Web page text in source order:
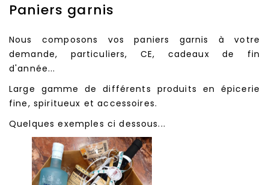
Paniers garnis
Nous composons vos paniers garnis à votre
demande, particuliers, CE, cadeaux de fin
d'année...
Large gamme de différents produits en épicerie
fine, spiritueux et accessoires.
Quelques exemples ci dessous...